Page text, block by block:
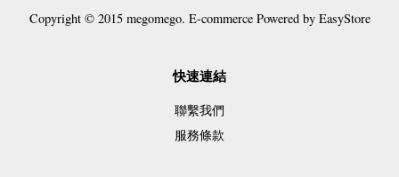
Copyright © 2015 megomego. E-commerce Powered by EasyStore
快速連結
聯繫我們
服務條款